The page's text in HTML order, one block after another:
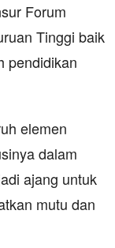
Forum
Tinggi baik
pendidikan
elemen
dalam
ajang untuk
mutu dan